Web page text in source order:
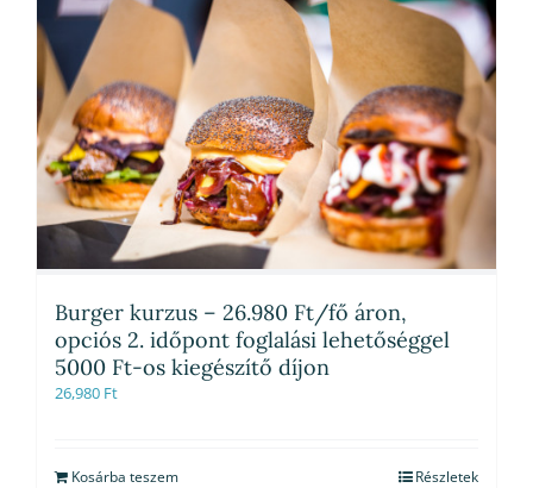
Burger kurzus – 26.980 Ft/fő áron,
opciós 2. időpont foglalási lehetőséggel
5000 Ft-os kiegészítő díjon
26,980 Ft
Kosárba teszem Részletek